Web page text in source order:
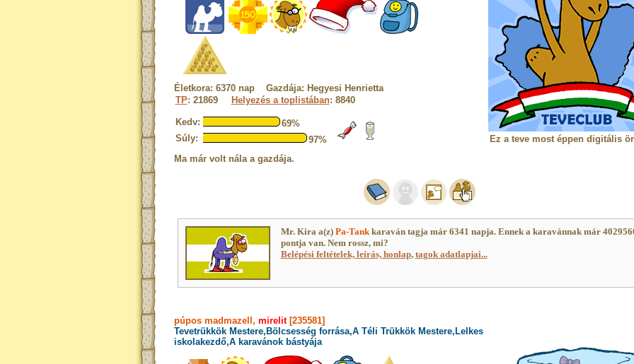
Életkora: 6370 nap Gazdája: Hegyesi Henrietta
TP: 21869 Helyezés a toplistában: 8840
Kedv:
69%
Súly:
97%
Ma már volt nála a gazdája.
Ez a teve most éppen digitális
Mr. Kira a(z) Pa-Tankkaraván tagja már 6341 napja. Ennek a karavánnak már
pontja van. Nem rossz, mi?
Belépési feltételek, leírás, honlap, tagok adatlapjai...
púpos madmazell, mirelit[235581]
Tevetrükkök Mestere,Bölcsesség forrása,A Téli Trükkök Mestere,Lelkes
iskolakezdő,A karavánok bástyája